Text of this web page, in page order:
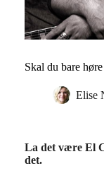
Skal du bare
Elise
La det være El
det.